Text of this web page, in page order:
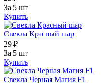
За 5 шт
Купить
Свекла Красный шар
29 ₽
За 5 шт
Купить
Свекла Черная Магия F1